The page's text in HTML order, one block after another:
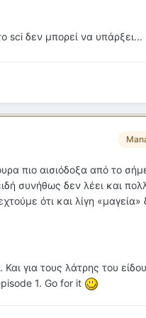
sci δεν μπορεί να υπάρξει...
πιο αισιόδοξα από το
συνήθως δεν λέει και
ότι και λίγη «μαγεία»
για τους λάτρης του
1. Go for it